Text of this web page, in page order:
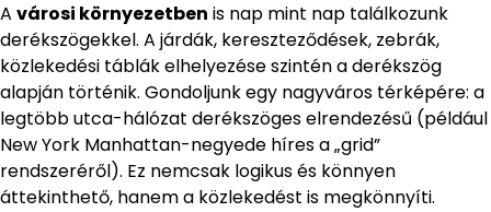
A városi környezetben is nap mint nap találkozunk
derékszögekkel. A járdák, kereszteződések, zebrák,
közlekedési táblák elhelyezése szintén a derékszög
alapján történik. Gondoljunk egy nagyváros térképére: a
legtöbb utca-hálózat derékszöges elrendezésű (például
New York Manhattan-negyede híres a „grid”
rendszeréről). Ez nemcsak logikus és könnyen
áttekinthető, hanem a közlekedést is megkönnyíti.